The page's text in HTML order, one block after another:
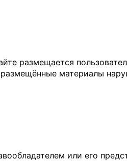
размещается
материалы
или его